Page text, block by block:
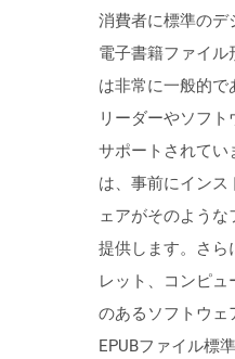
消費者に標準のデ
電子書籍ファイ
は非常に一般的で
リーダーやソフ
サポートされてい
は、事前にインス
ェアがそのよう
提供します。さら
レット、コンピ
のあるソフトウェ
EPUBファイル標